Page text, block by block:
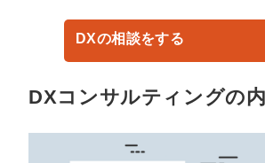
DXの相談をする
DXコンサルティングの